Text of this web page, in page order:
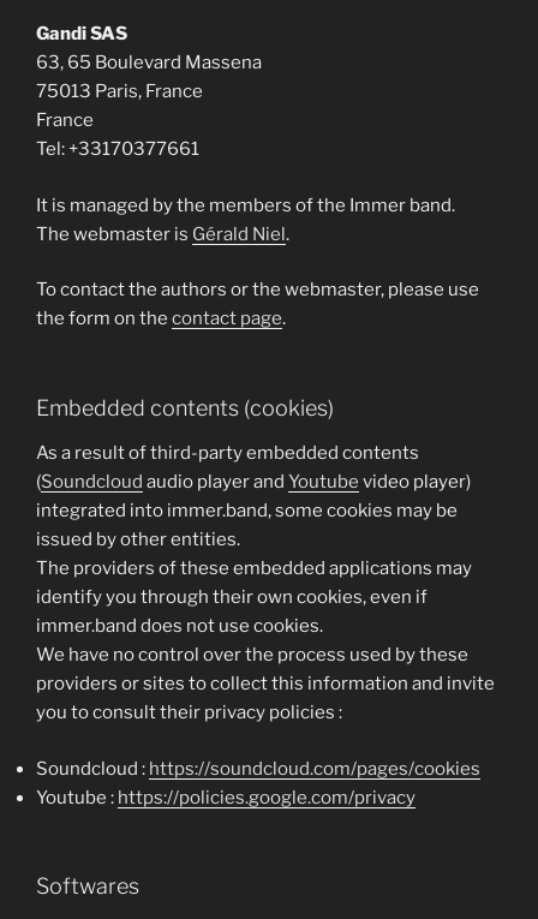
Gandi SAS
63, 65 Boulevard Massena
75013 Paris, France
France
Tel: +33170377661
It is managed by the members of the Immer band.
The webmaster is Gérald Niel.
To contact the authors or the webmaster, please use
the form on the contact page.
Embedded contents (cookies)
As a result of third-party embedded contents
(Soundcloud audio player and Youtube video player)
integrated into immer.band, some cookies may be
issued by other entities.
The providers of these embedded applications may
identify you through their own cookies, even if
immer.band does not use cookies.
We have no control over the process used by these
providers or sites to collect this information and invite
you to consult their privacy policies :
Soundcloud : https://soundcloud.com/pages/cookies
Youtube : https://policies.google.com/privacy
Softwares